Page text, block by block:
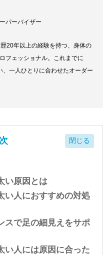
パーバイザー
20年以上の経験を持つ、身体の
フェッショナル。これまでに
一人ひとりに合わせたオーダー
い原因とは
い人におすすめの対処
スで足の細見えをサポ
い人には原因に合った